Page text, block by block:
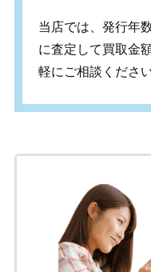
当店では、発行年
に査定して買取金
軽にご相談ください